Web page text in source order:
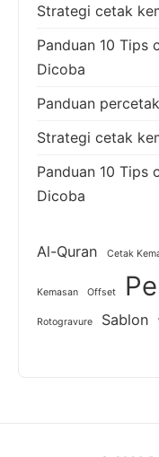
Strategi cetak
Panduan 10 Tips
Dicoba
Panduan
Strategi cetak
Panduan 10 Tips
Dicoba
Al-Quran Cetak
Kemasan Offset
Rotogravure Sablon